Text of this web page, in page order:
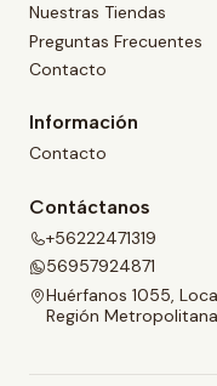
Nuestras Tiendas
Preguntas Frecuentes
Contacto
Información
Contacto
Contáctanos
+56222471319
56957924871
Huérfanos 1055,
Región